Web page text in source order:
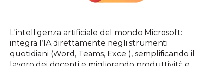
L'intelligenza artificiale del mondo Microsoft:
integra l’IA direttamente negli strumenti
quotidiani (Word, Teams, Excel), semplificando il